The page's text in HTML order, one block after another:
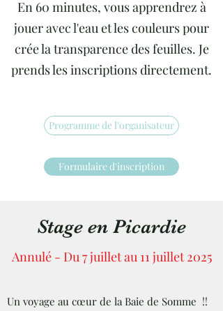
En 60 minutes, vous apprendrez à
jouer avec l'eau et les couleurs pour
crée la transparence des feuilles. Je
prends les inscriptions directement.
Programme de l'organisateur
Formulaire d'inscription
Stage en Picardie
Annulé - Du 7 juillet au 11 juillet 2025
Un voyage au cœur de la Baie de Somme !!